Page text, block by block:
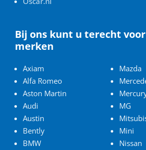
Bij ons kunt u terecht
merken
Axiam
Alfa Romeo
Aston Martin
Audi
Austin
Bently
BMW
Mazda
MG
Mini
Nissan